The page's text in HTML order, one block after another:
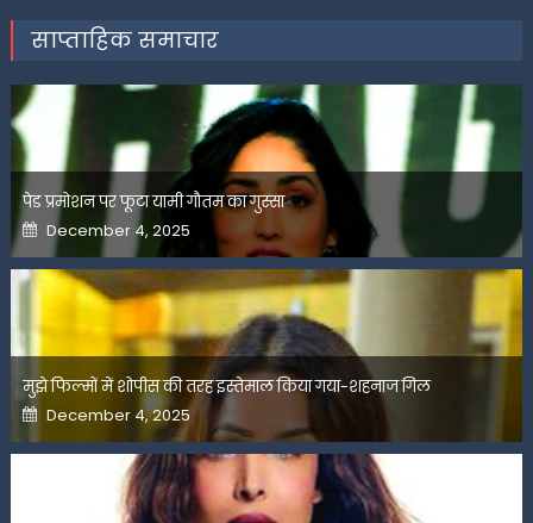
साप्ताहिक समाचार
पेड प्रमोशन पर फूटा यामी गौतम का गुस्सा
Posted
on
December 4, 2025
मुझे फिल्मों में शोपीस की तरह इस्तेमाल किया गया-शहनाज गिल
Posted
on
December 4, 2025